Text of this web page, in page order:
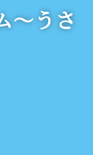
～うさ